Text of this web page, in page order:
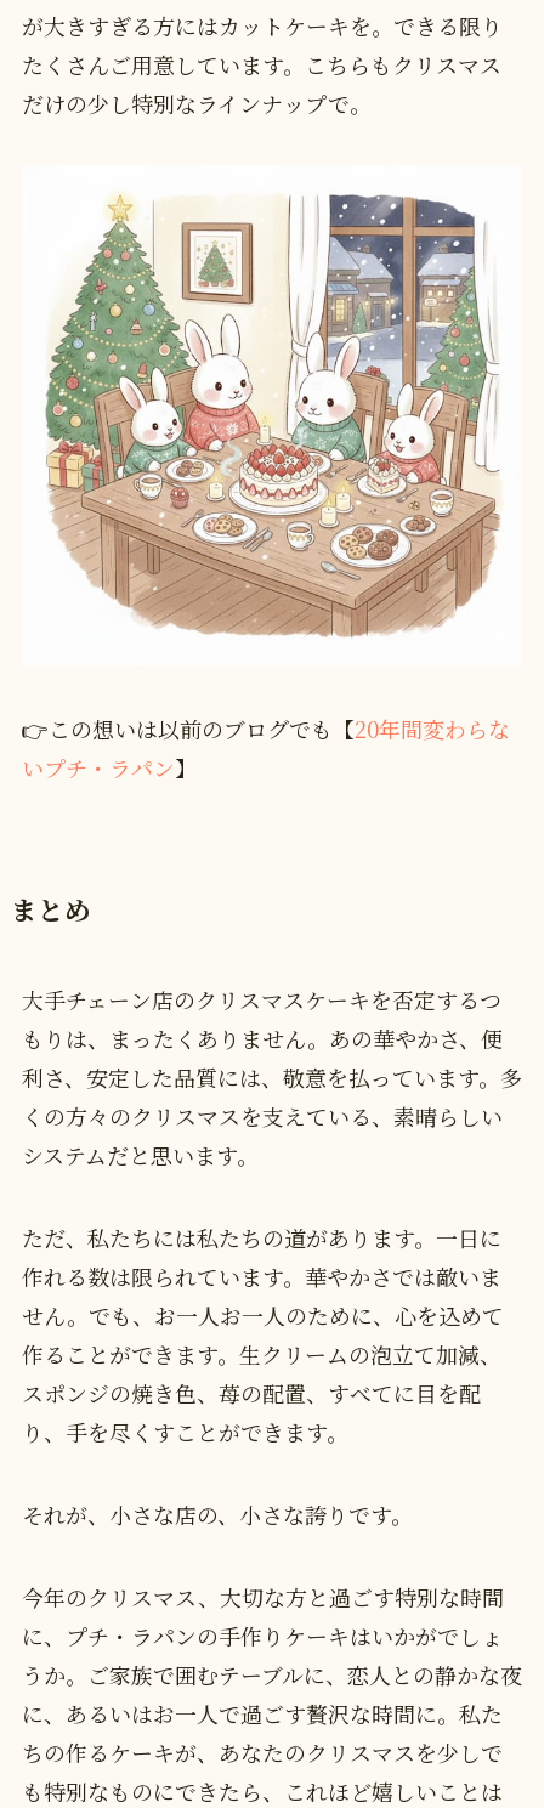
が大きすぎる方にはカットケーキを。できる限り
たくさんご用意しています。こちらもクリスマス
だけの少し特別なラインナップで。
👉この想いは以前のブログでも【20年間変わらな
いプチ・ラパン】
まとめ
大手チェーン店のクリスマスケーキを否定するつ
もりは、まったくありません。あの華やかさ、便
利さ、安定した品質には、敬意を払っています。多
くの方々のクリスマスを支えている、素晴らしい
システムだと思います。
ただ、私たちには私たちの道があります。一日に
作れる数は限られています。華やかさでは敵いま
せん。でも、お一人お一人のために、心を込めて
作ることができます。生クリームの泡立て加減、
スポンジの焼き色、苺の配置、すべてに目を配
り、手を尽くすことができます。
それが、小さな店の、小さな誇りです。
今年のクリスマス、大切な方と過ごす特別な時間
に、プチ・ラパンの手作りケーキはいかがでしょ
うか。ご家族で囲むテーブルに、恋人との静かな夜
に、あるいはお一人で過ごす贅沢な時間に。私た
ちの作るケーキが、あなたのクリスマスを少しで
も特別なものにできたら、これほど嬉しいことは